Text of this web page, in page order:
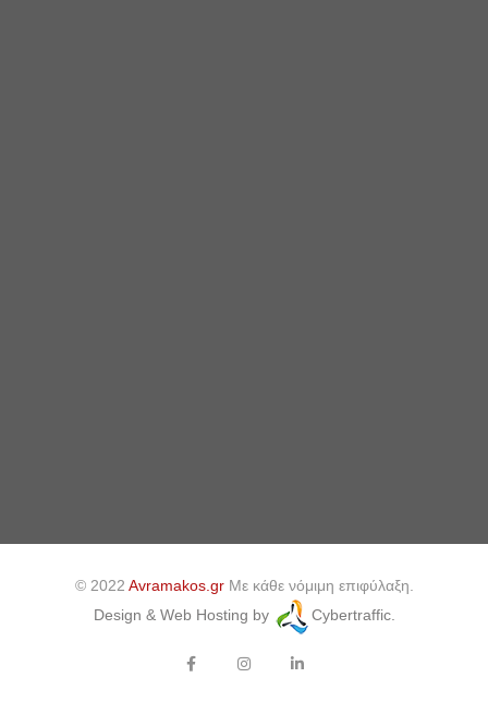
© 2022 Avramakos.grΜε κάθε νόμιμη επιφύλαξη.
Design & Web Hosting by
Cybertraffic.